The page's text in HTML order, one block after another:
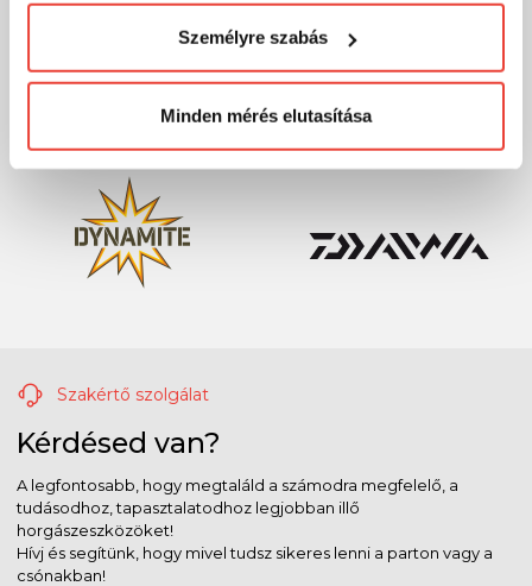
megváltoztathatod a döntésed ezzel kapcsolatban.
Előre is köszönjük!
Személyre szabás
Minden mérés elutasítása
Szakértő szolgálat
Kérdésed van?
A legfontosabb, hogy megtaláld a számodra megfelelő, a
tudásodhoz, tapasztalatodhoz legjobban illő
horgászeszközöket!
Hívj és segítünk, hogy mivel tudsz sikeres lenni a parton vagy a
csónakban!